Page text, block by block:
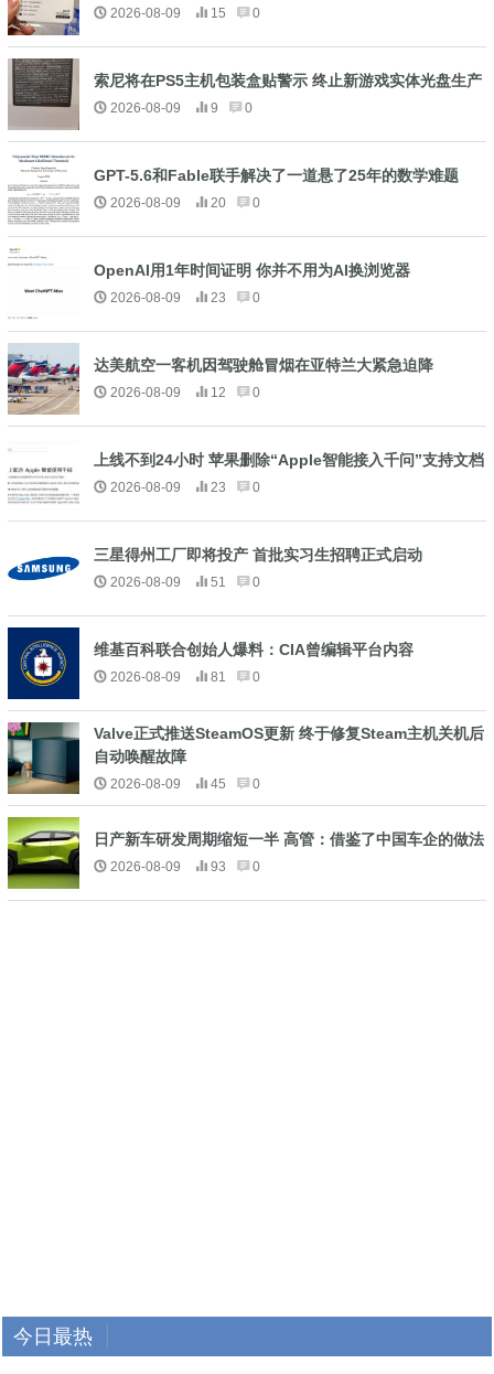
2026-08-09 15 0
索尼将在PS5主机包装盒贴警示 终止新游戏实体光盘生产
2026-08-09 9 0
GPT-5.6和Fable联手解决了一道悬了25年的数学难题
2026-08-09 20 0
OpenAI用1年时间证明 你并不用为AI换浏览器
2026-08-09 23 0
达美航空一客机因驾驶舱冒烟在亚特兰大紧急迫降
2026-08-09 12 0
上线不到24小时 苹果删除“Apple智能接入千问”支持文档
2026-08-09 23 0
三星得州工厂即将投产 首批实习生招聘正式启动
2026-08-09 51 0
维基百科联合创始人爆料：CIA曾编辑平台内容
2026-08-09 81 0
Valve正式推送SteamOS更新 终于修复Steam主机关机后
自动唤醒故障
2026-08-09 45 0
日产新车研发周期缩短一半 高管：借鉴了中国车企的做法
2026-08-09 93 0
今日最热